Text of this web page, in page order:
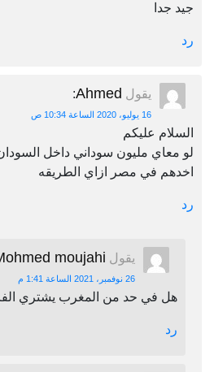
جيد جدا
رد
يقول Ahmed
:
16 يوليو، 2020 الساعة 10:34 ص
السلام عليكم
لو معاي مليون سوداني داخل
اخدهم في مصر ازاي الطريقه
رد
يقول moujahi
26 نوفمبر، 2021 الساعة 1:41 م
هل في حد من المغرب يشتري
رد